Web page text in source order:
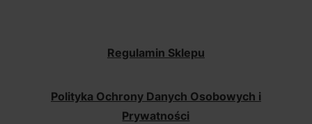
Regulamin Sklepu
Polityka Ochrony Danych Osobowych i
Prywatności